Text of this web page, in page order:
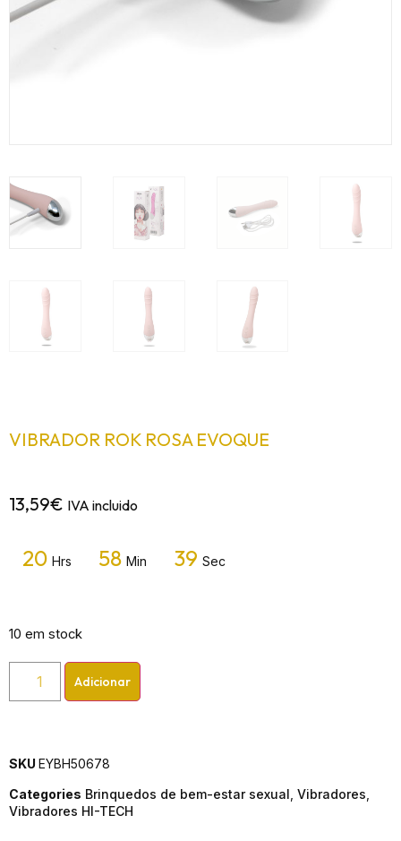
VIBRADOR ROK ROSA EVOQUE
13,59€ IVA incluido
20 Hrs 58 Min 39 Sec
10 em stock
Adicionar
SKU EYBH50678
Categories Brinquedos de bem-estar sexual Vibradores
Vibradores HI-TECH